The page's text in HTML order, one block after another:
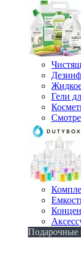
Гели
Подарочные